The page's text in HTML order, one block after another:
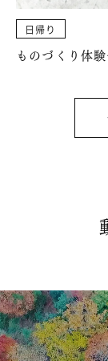
日帰り
ものづくり体